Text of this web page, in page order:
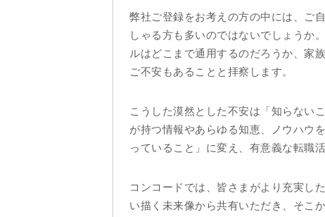
弊社ご登録をお考えの方の中には、ご
しゃる方も多いのではないでしょうか
ルはどこまで通用するのだろうか、家
ご不安もあることと拝察します。
こうした漠然とした不安は「知らない
が持つ情報やあらゆる知恵、ノウハウ
っていること」に変え、有意義な転職
コンコードでは、皆さまがより充実し
い描く未来像から共有いただき、そこ